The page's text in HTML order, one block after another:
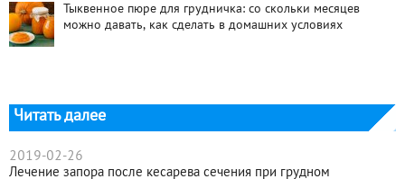
Тыквенное пюре для грудничка: со скольки месяцев
можно давать, как сделать в домашних условиях
Читать далее
2019-02-26
Лечение запора после кесарева сечения при грудном